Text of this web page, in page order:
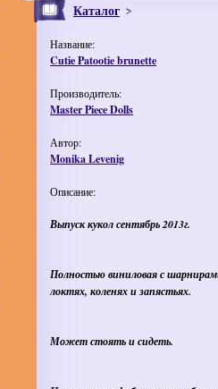
Каталог
Название:
Cutie Patootie brunette
Производитель:
Master Piece Dolls
Автор:
Monika Levenig
Описание:
Выпуск кукол сентябрь 2013г.
Полностью виниловая с
локтях, коленях и запястьях.
Может стоять и сидеть.